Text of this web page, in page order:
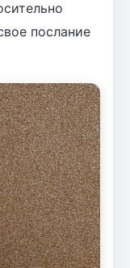
послание